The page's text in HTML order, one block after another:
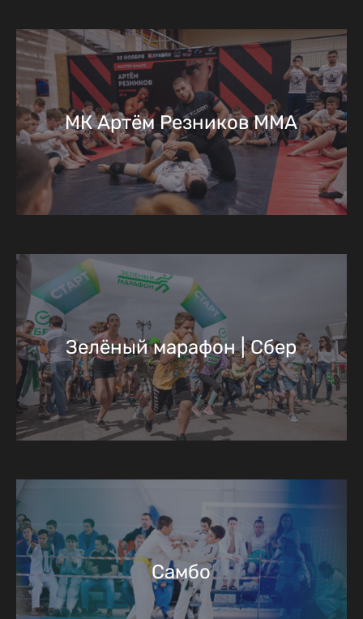
МК Артём Резников ММА
Зелёный марафон | Сбер
Самбо